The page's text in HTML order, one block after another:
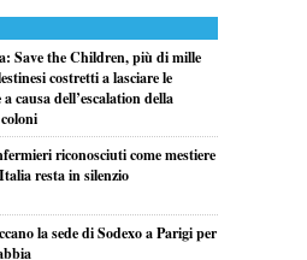
Save the Children, più di mille
costretti a lasciare le
causa dell’escalation della
riconosciuti come mestiere
resta in silenzio
la sede di Sodexo a Parigi per